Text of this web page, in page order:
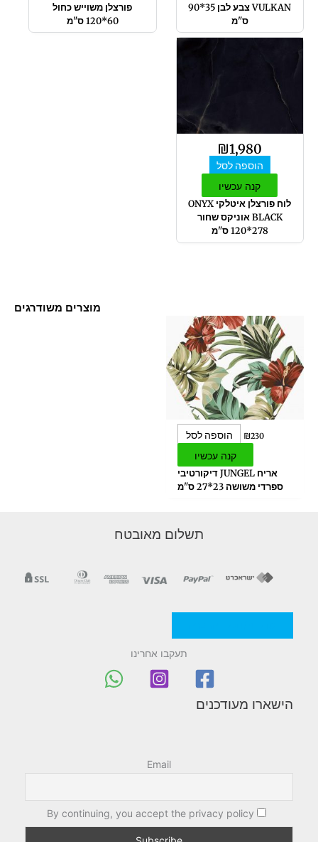
VULKAN צבע לבן 35*90
ס"מ
פורצלן משוייש כחול
60*120 ס"מ
₪1,980
הוספה לסל
קנה עכשיו
לוח פורצלן איטלקי ONYX
BLACK אוניקס שחור
278*120 ס"מ
מוצרים משודרגים
₪230 הוספה לסל
קנה עכשיו
אריח JUNGEL דיקורטיבי
ספרדי משושה 23*27 ס"מ
תשלום מאובטח
תעקבו אחרינו
הישארו מעודכנים
Email
By continuing, you accept the privacy policy